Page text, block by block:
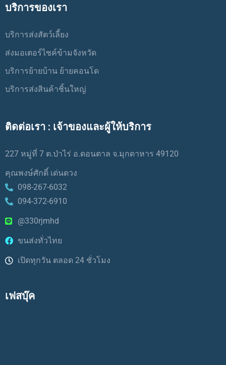
บริการของเรา
บริการส่งสัตว์เลี้ยง
ส่งมอเตอร์ไซค์ข้ามจังหวัด
บริการย้ายบ้าน ย้ายคอนโด
บริการส่งสินค้าชิ้นใหญ่
ติดต่อเรา : เจ้าของและผู้ให้บริการ
227 หมู่ที่ 7 ต.ป่าไร่ อ.ดอนตาล จ.มุกดาหาร 49120
คุณพงษ์ศักดิ์ เด่นดวง
098-267-6032
094-372-6910
@330rjmhd
ขนส่งทั่วไทย
เปิดทุกวัน ตลอด 24 ชั่วโมง
เฟสบุ๊ค
LikeBox